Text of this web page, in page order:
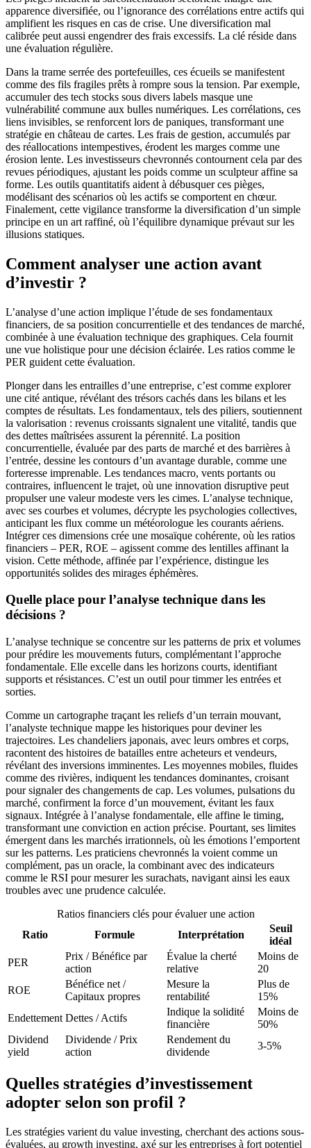
apparence diversifiée, ou l’ignorance des corrélations entre actifs qui
amplifient les risques en cas de crise. Une diversification mal
calibrée peut aussi engendrer des frais excessifs. La clé réside dans
une évaluation régulière.
Dans la trame serrée des portefeuilles, ces écueils se manifestent
comme des fils fragiles prêts à rompre sous la tension. Par exemple,
accumuler des tech stocks sous divers labels masque une
vulnérabilité commune aux bulles numériques. Les corrélations, ces
liens invisibles, se renforcent lors de paniques, transformant une
stratégie en château de cartes. Les frais de gestion, accumulés par
des réallocations intempestives, érodent les marges comme une
érosion lente. Les investisseurs chevronnés contournent cela par des
revues périodiques, ajustant les poids comme un sculpteur affine sa
forme. Les outils quantitatifs aident à débusquer ces pièges,
modélisant des scénarios où les actifs se comportent en chœur.
Finalement, cette vigilance transforme la diversification d’un simple
principe en un art raffiné, où l’équilibre dynamique prévaut sur les
illusions statiques.
Comment analyser une action avant
d’investir ?
L’analyse d’une action implique l’étude de ses fondamentaux
financiers, de sa position concurrentielle et des tendances de marché,
combinée à une évaluation technique des graphiques. Cela fournit
une vue holistique pour une décision éclairée. Les ratios comme le
PER guident cette évaluation.
Plonger dans les entrailles d’une entreprise, c’est comme explorer
une cité antique, révélant des trésors cachés dans les bilans et les
comptes de résultats. Les fondamentaux, tels des piliers, soutiennent
la valorisation : revenus croissants signalent une vitalité, tandis que
des dettes maîtrisées assurent la pérennité. La position
concurrentielle, évaluée par des parts de marché et des barrières à
l’entrée, dessine les contours d’un avantage durable, comme une
forteresse imprenable. Les tendances macro, vents portants ou
contraires, influencent le trajet, où une innovation disruptive peut
propulser une valeur modeste vers les cimes. L’analyse technique,
avec ses courbes et volumes, décrypte les psychologies collectives,
anticipant les flux comme un météorologue les courants aériens.
Intégrer ces dimensions crée une mosaïque cohérente, où les ratios
financiers – PER, ROE – agissent comme des lentilles affinant la
vision. Cette méthode, affinée par l’expérience, distingue les
opportunités solides des mirages éphémères.
Quelle place pour l’analyse technique dans les
décisions ?
L’analyse technique se concentre sur les patterns de prix et volumes
pour prédire les mouvements futurs, complémentant l’approche
fondamentale. Elle excelle dans les horizons courts, identifiant
supports et résistances. C’est un outil pour timmer les entrées et
sorties.
Comme un cartographe traçant les reliefs d’un terrain mouvant,
l’analyste technique mappe les historiques pour deviner les
trajectoires. Les chandeliers japonais, avec leurs ombres et corps,
racontent des histoires de batailles entre acheteurs et vendeurs,
révélant des inversions imminentes. Les moyennes mobiles, fluides
comme des rivières, indiquent les tendances dominantes, croisant
pour signaler des changements de cap. Les volumes, pulsations du
marché, confirment la force d’un mouvement, évitant les faux
signaux. Intégrée à l’analyse fondamentale, elle affine le timing,
transformant une conviction en action précise. Pourtant, ses limites
émergent dans les marchés irrationnels, où les émotions l’emportent
sur les patterns. Les praticiens chevronnés la voient comme un
complément, pas un oracle, la combinant avec des indicateurs
comme le RSI pour mesurer les surachats, navigant ainsi les eaux
troubles avec une prudence calculée.
Ratios financiers clés pour évaluer une action
Ratio
Formule Interprétation
Seuil
idéal
PER
Prix / Bénéfice par
action
Évalue la cherté
relative
Moins de
20
ROE
Bénéfice net /
Capitaux propres
Mesure la
rentabilité
Plus de
15%
Endettement Dettes / Actifs
Indique la solidité
financière
Moins de
50%
Dividend
yield
Dividende / Prix
action
Rendement du
dividende
3-5%
Quelles stratégies d’investissement
adopter selon son profil ?
Les stratégies varient du value investing, cherchant des actions sous-
évaluées, au growth investing, axé sur les entreprises à fort potentiel